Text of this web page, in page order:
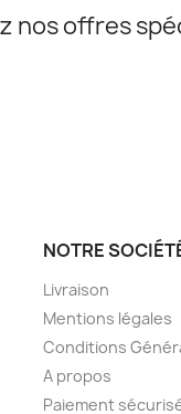
nos offres
NOTRE
Livraison
Mentions légales
Conditions
A propos
Paiement